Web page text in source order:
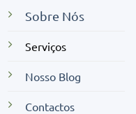
Sobre Nós
Serviços
Nosso Blog
Contactos